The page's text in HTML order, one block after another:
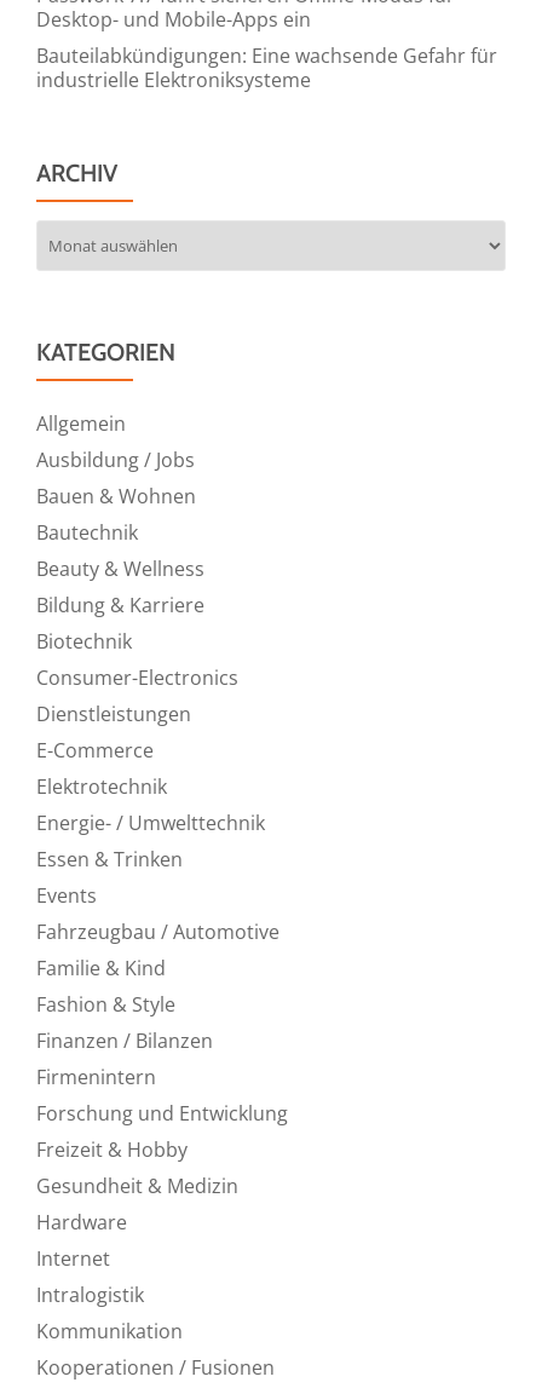
Desktop- und Mobile-Apps ein
Bauteilabkündigungen: Eine wachsende Gefahr für
industrielle Elektroniksysteme
ARCHIV
KATEGORIEN
Allgemein
Ausbildung / Jobs
Bauen & Wohnen
Bautechnik
Beauty & Wellness
Bildung & Karriere
Biotechnik
Consumer-Electronics
Dienstleistungen
E-Commerce
Elektrotechnik
Energie- / Umwelttechnik
Essen & Trinken
Events
Fahrzeugbau / Automotive
Familie & Kind
Fashion & Style
Finanzen / Bilanzen
Firmenintern
Forschung und Entwicklung
Freizeit & Hobby
Gesundheit & Medizin
Hardware
Internet
Intralogistik
Kommunikation
Kooperationen / Fusionen